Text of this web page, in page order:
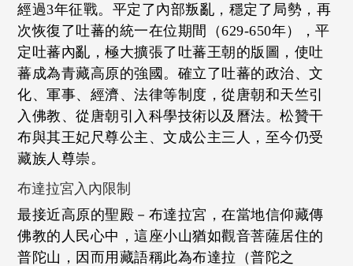
經過3年征戰。平定了內部叛亂，穩定了局勢，再
次恢復了吐蕃的統一在位期間（629-650年），平
定吐蕃內亂，極大擴張了吐蕃王朝的版圖，使吐
蕃成為青藏高原的強國。確立了吐蕃的政治、文
化、軍事、經濟、法律等制度，從唐朝和天竺引
入佛教、從唐朝引入科學技術以及曆法。松贊干
布與其王妃尺尊公主、文成公主三人，至今仍受
藏族人尊崇。
布達拉宮入內限制
最接近高原的聖殿－布達拉宮，在當地信仰藏傳
佛教的人民心中，這座小山猶如觀音菩薩居住的
普陀山，因而用藏語稱此為布達拉（普陀之